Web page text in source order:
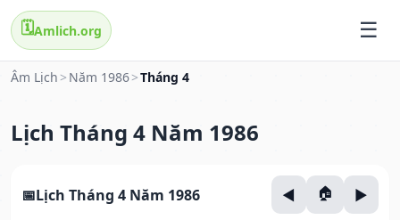
🗓️Amlich.org
Âm Lịch > Năm 1986>Tháng 4
Lịch Tháng 4 Năm 1986
Lịch Tháng 4 Năm 1986